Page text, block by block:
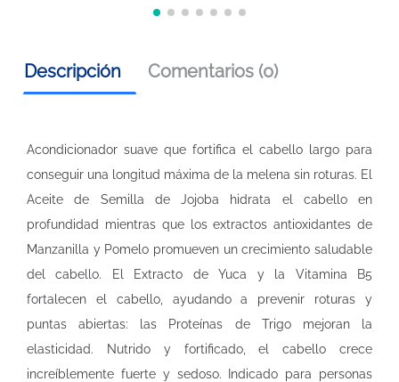
Descripción Comentarios (0)
Acondicionador suave que fortifica el cabello largo para
conseguir una longitud máxima de la melena sin roturas. El
Aceite de Semilla de Jojoba hidrata el cabello en
profundidad mientras que los extractos antioxidantes de
Manzanilla y Pomelo promueven un crecimiento saludable
del cabello. El Extracto de Yuca y la Vitamina B5
fortalecen el cabello, ayudando a prevenir roturas y
puntas abiertas: las Proteínas de Trigo mejoran la
elasticidad. Nutrido y fortificado, el cabello crece
increíblemente fuerte y sedoso. Indicado para personas